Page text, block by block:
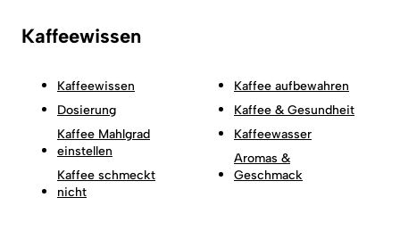
Kaffeewissen
Kaffeewissen
Dosierung
Kaffee Mahlgrad
einstellen
Kaffee schmeckt
nicht
Kaffee aufbewahren
Kaffee & Gesundheit
Kaffeewasser
Aromas &
Geschmack